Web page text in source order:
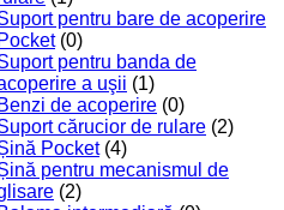
pentru bare de acoperire
Pocket (0)
pentru banda de
a uşii (1)
Benzi de acoperire (0)
cărucior de rulare (2)
Pocket (4)
pentru mecanismul de
(2)